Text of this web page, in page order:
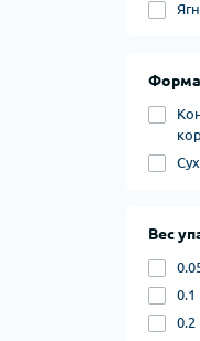
Форма
Вес
0.1
0.2